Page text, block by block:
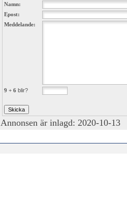
Namn:
Epost:
Meddelande:
9 + 6 blir?
Annonsen är inlagd: 2020-10-13